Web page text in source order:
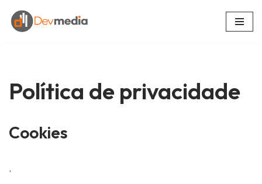
Skip
Política de privacidade
Cookies
.